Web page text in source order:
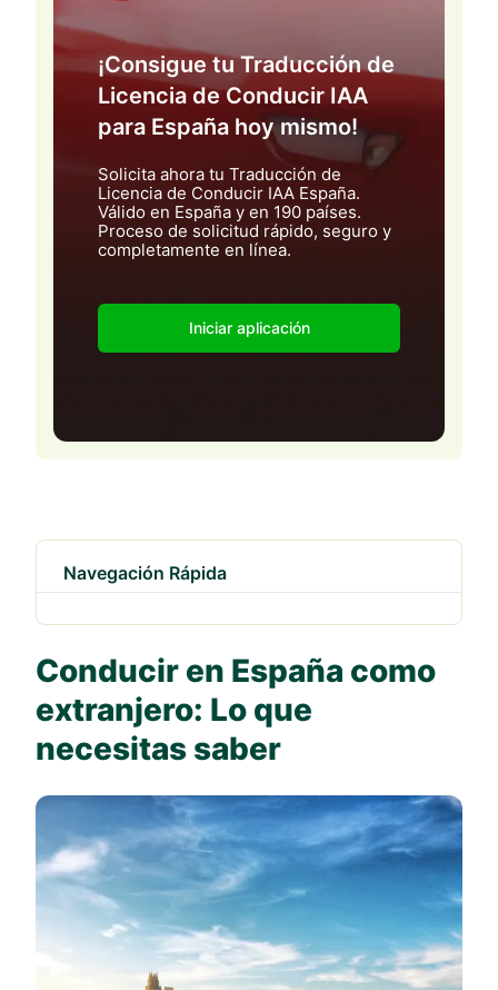
¡Consigue tu Traducción de
Licencia de Conducir IAA
para España hoy mismo!
Solicita ahora tu Traducción de
Licencia de Conducir IAA España.
Válido en España y en 190 países.
Proceso de solicitud rápido, seguro y
completamente en línea.
Iniciar aplicación
Navegación Rápida
Conducir en España como
extranjero: Lo que
necesitas saber